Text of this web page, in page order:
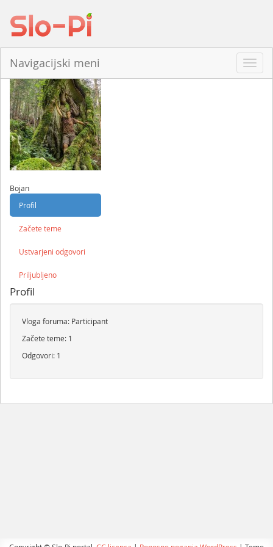
Odpri
Navigacijski meni
Bojan
Profil
Začete teme
Ustvarjeni odgovori
Priljubljeno
Profil
Vloga foruma: Participant
Začete teme: 1
Odgovori: 1